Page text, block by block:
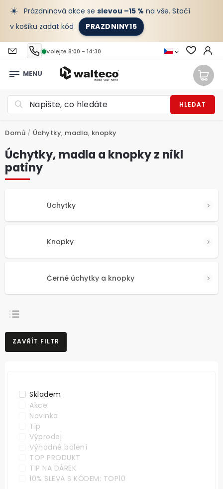
☀️ Prázdninová akce se slevou –15 % na vše. Stačí
v košíku zadat kód
PRAZDNINY15
Volejte 8:00 - 14:30
HLEDAT
Domů / Úchytky, madla, knopky
Úchytky, madla a knopky z nikl
patiny
Úchytky
Knopky
Černé úchytky a knopky
NEJPRODÁVANĚJŠÍ
NEJLEVNĚJŠÍ
ZAVŘÍT FILTR
Skladem
Akce
Novinka
Tip
Výprodej
Výhodné balení
TOP PRODUKT
TIP NA DÁREK
10% SLEVA S KÓDEM: TOP10